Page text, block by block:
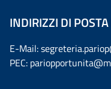
INDIRIZZI DI
E-Mail:
PEC: